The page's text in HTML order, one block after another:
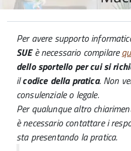
Per avere supporto
SUEè necessario compilare
dello sportello per cui si
ilcodice della pratica. Non
consulenziale o legale.
Per qualunque altro
è necessario contattare i
sta presentando la pratica.